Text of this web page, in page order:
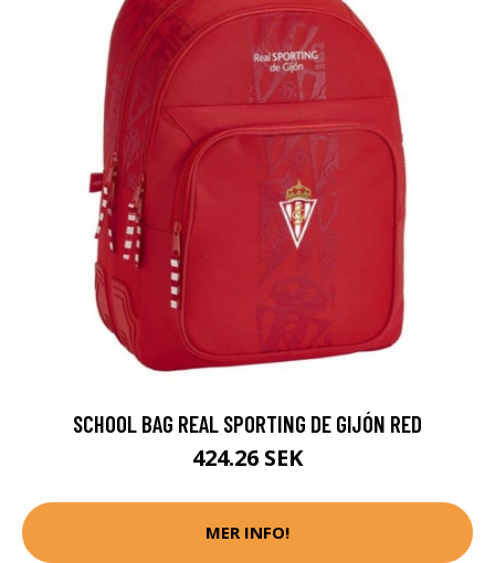
SCHOOL BAG REAL SPORTING DE GIJÓN RED
424.26 SEK
MER INFO!